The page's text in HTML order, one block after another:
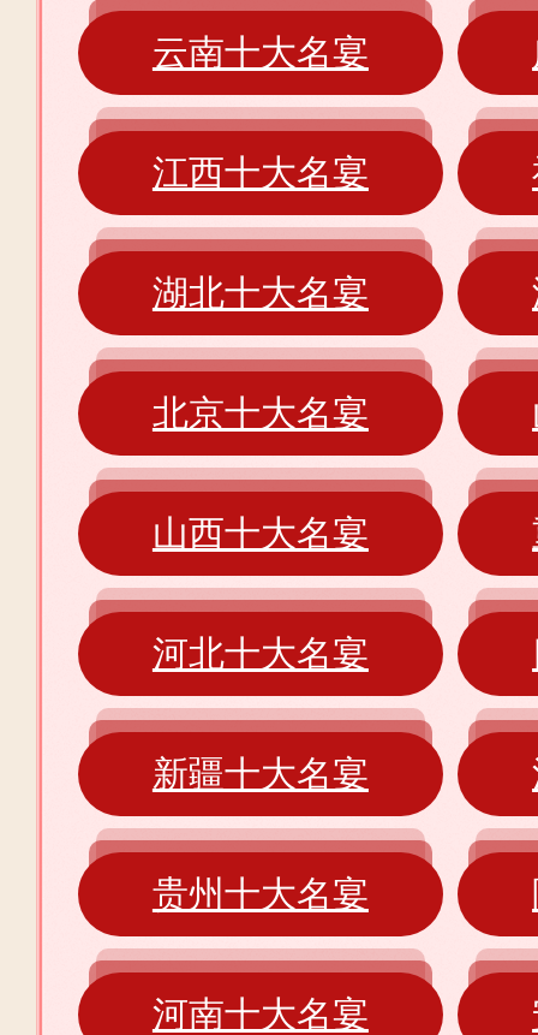
云南十大名宴
江西十大名宴
湖北十大名宴
北京十大名宴
山西十大名宴
河北十大名宴
新疆十大名宴
贵州十大名宴
河南十大名宴